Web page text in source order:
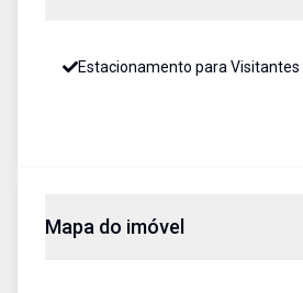
Estacionamento para Visitantes
Mapa do imóvel